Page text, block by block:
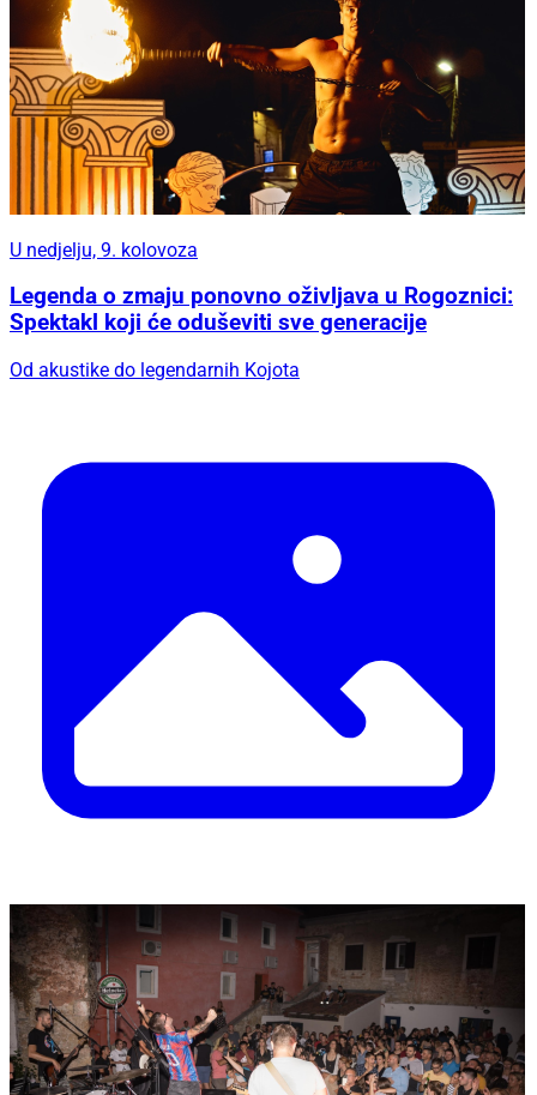
U nedjelju, 9. kolovoza
Legenda o zmaju ponovno oživljava u Rogoznici:
Spektakl koji će oduševiti sve generacije
Od akustike do legendarnih Kojota